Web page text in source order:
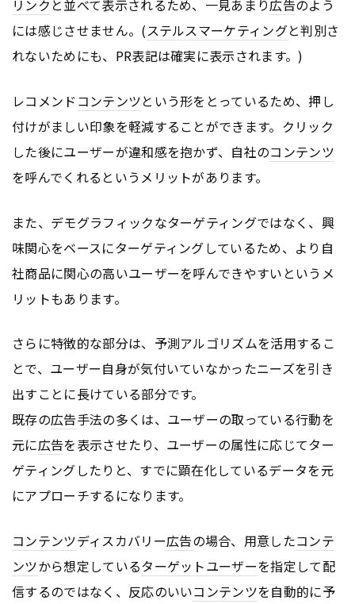
リンク と並べて表示されるため、一見あまり広告のよう
には感じさせません。(ステルスマーケティングと判別さ
れないためにも、PR表記は確実に表示されます。)
レコメンド コンテンツという形をとっているため、押し
付けがましい印象を軽減することができます。クリック
した後にユーザーが違和感を抱かず、自社のコンテンツ
を呼んでくれるというメリットがあります。
また、デモグラフィックなターゲティングではなく、興
味関心をベースにターゲティングしているため、より自
社商品に関心の高いユーザーを呼んできやすいというメ
リットもあります。
さらに特徴的な部分は、予測アルゴリズムを活用するこ
とで、ユーザー自身が気付いていなかったニーズを引き
出すことに長けている部分です。
既存の広告手法の多くは、ユーザーの取っている行動を
元に広告を表示させたり、ユーザーの属性に応じてター
ゲティングしたりと、すでに顕在化しているデータを元
にアプローチするになります。
コンテンツディスカバリー広告の場合、用意したコンテ
ンツから想定しているターゲットユーザーを指定して配
信するのではなく、反応のいいコンテンツを自動的に予